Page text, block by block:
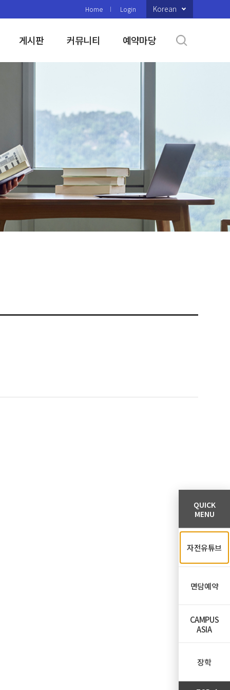
Home Login Korean
게시판 커뮤니티 예약마당
QUICK
MENU
자전유튜브
면담예약
CAMPUS
ASIA
장학